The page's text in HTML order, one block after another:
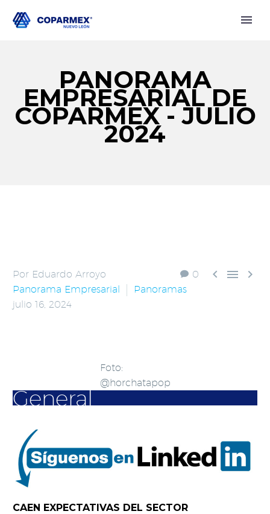
PANORAMA
EMPRESARIAL DE
COPARMEX - JULIO
2024
0   
Por Eduardo Arroyo
Panorama Empresarial
Panoramas
julio 16, 2024
Foto:
@horchatapop
General
CAEN EXPECTATIVAS DEL SECTOR